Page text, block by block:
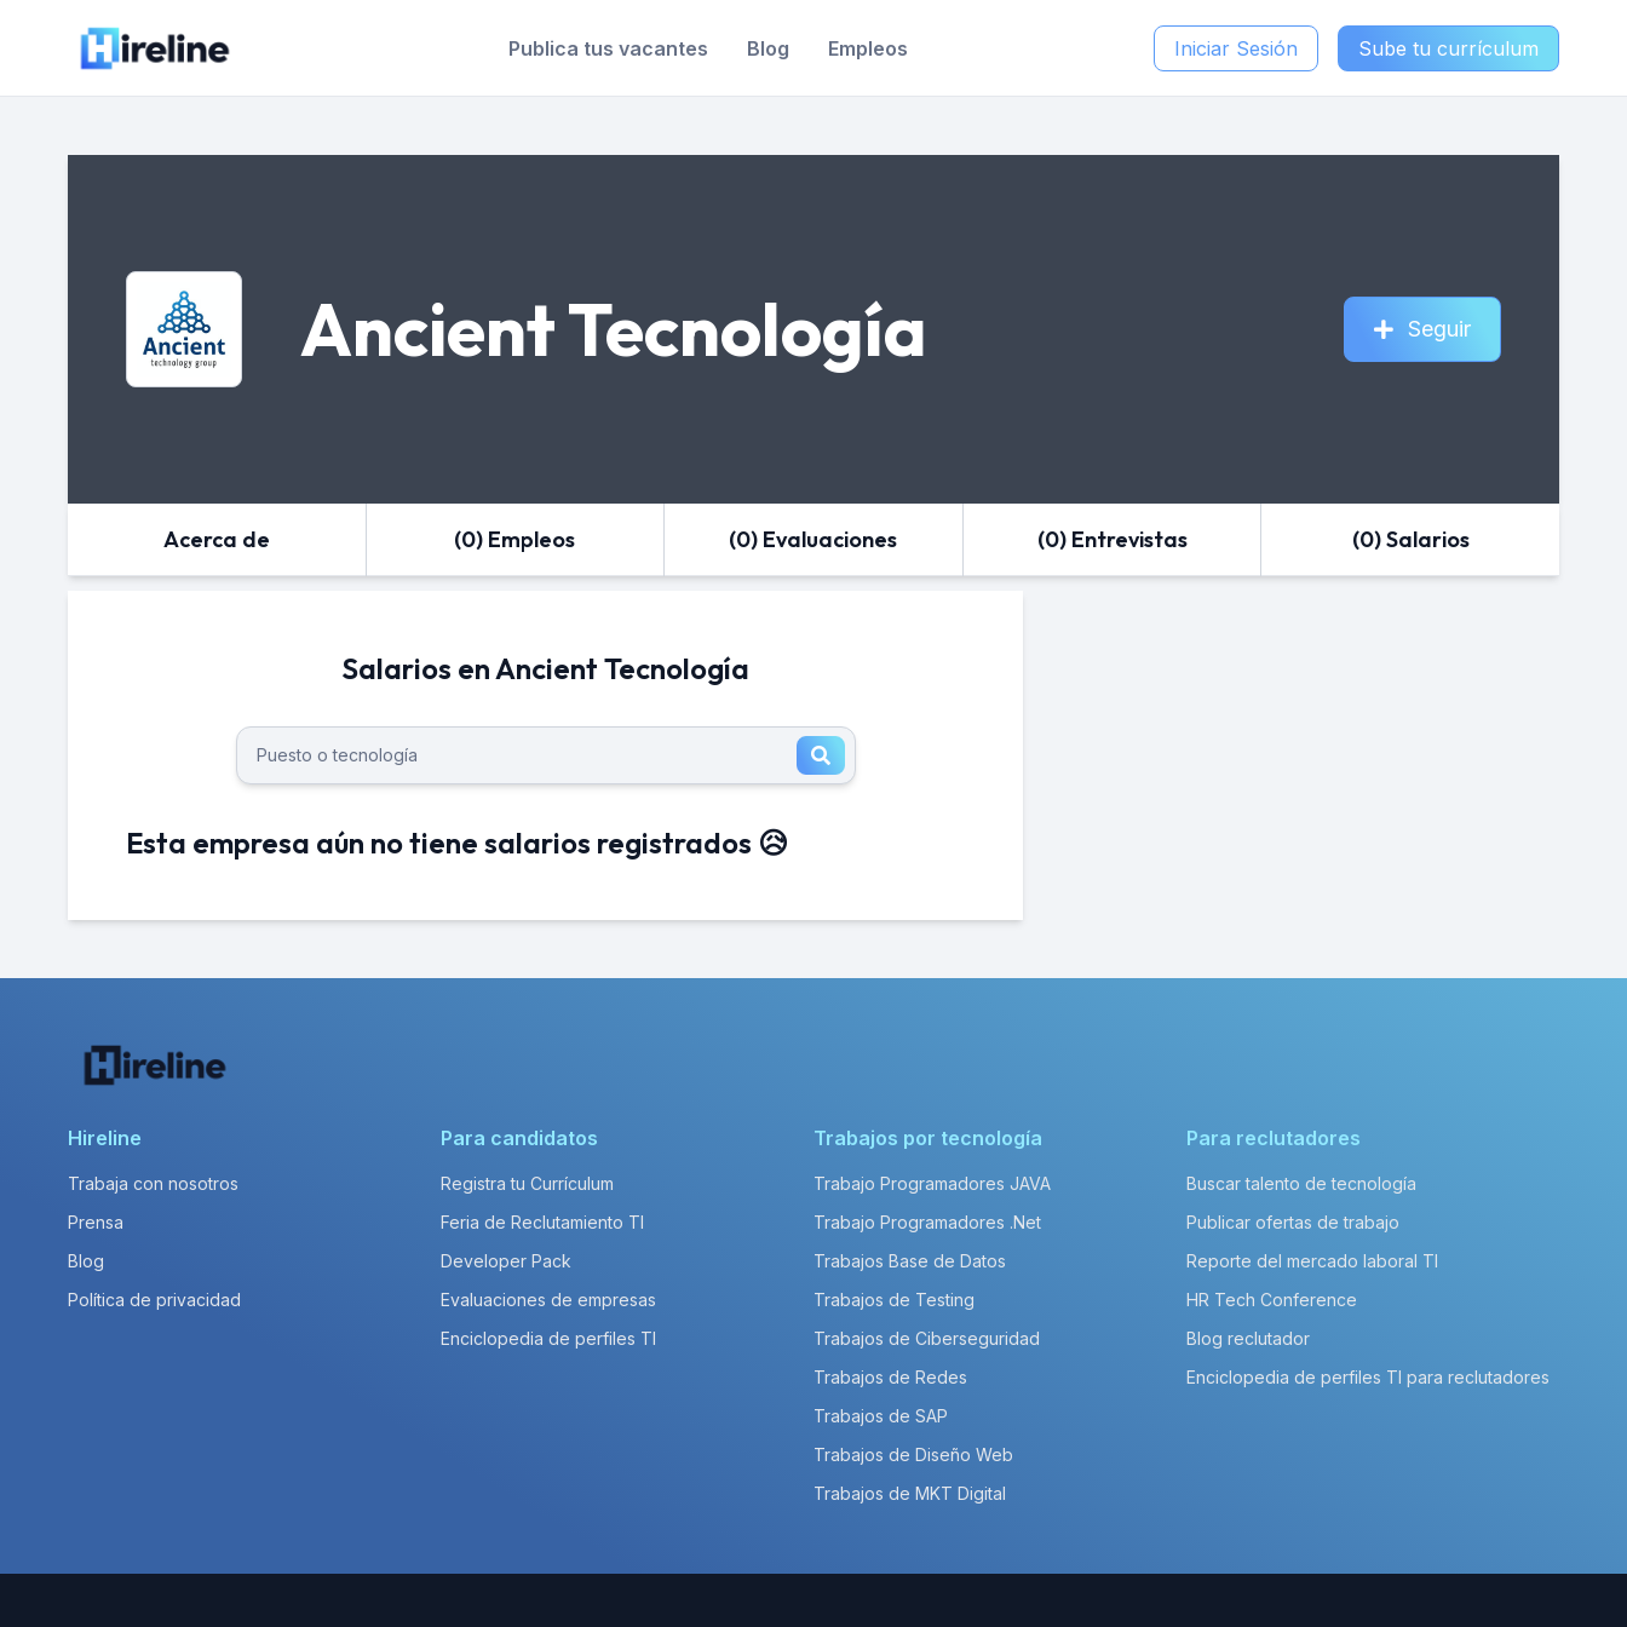
Publica tus vacantes Blog Empleos Iniciar Sesión Sube tu currículum
Ancient Tecnología Seguir
Acerca de (0) Empleos (0) Evaluaciones (0) Entrevistas (0) Salarios
Salarios en Ancient Tecnología
Esta empresa aún no tiene salarios registrados 😥
Hireline
Trabaja con nosotros
Prensa
Blog
Política de privacidad
Para candidatos
Registra tu Currículum
Feria de Reclutamiento TI
Developer Pack
Evaluaciones de empresas
Enciclopedia de perfiles TI
Trabajos por tecnología
Trabajo Programadores JAVA
Trabajo Programadores .Net
Trabajos Base de Datos
Trabajos de Testing
Trabajos de Ciberseguridad
Trabajos de Redes
Trabajos de SAP
Trabajos de Diseño Web
Trabajos de MKT Digital
Para reclutadores
Buscar talento de tecnología
Publicar ofertas de trabajo
Reporte del mercado laboral TI
HR Tech Conference
Blog reclutador
Enciclopedia de perfiles TI para reclutadores